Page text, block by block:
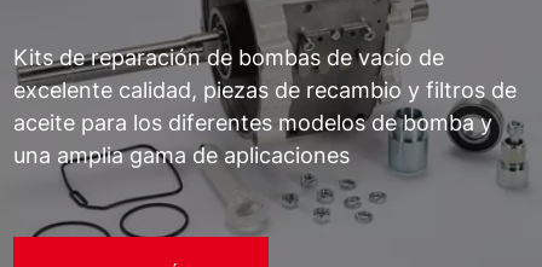
Kits de reparación de bombas de vacío de
excelente calidad, piezas de recambio y filtros de
aceite para los diferentes modelos de bomba y
una amplia gama de aplicaciones